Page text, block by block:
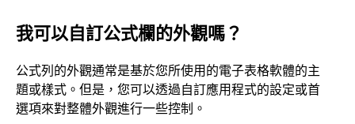
我可以自訂公式欄的外觀嗎？
公式列的外觀通常是基於您所使用的電子表格軟體的主
題或樣式。但是，您可以透過自訂應用程式的設定或首
選項來對整體外觀進行一些控制。